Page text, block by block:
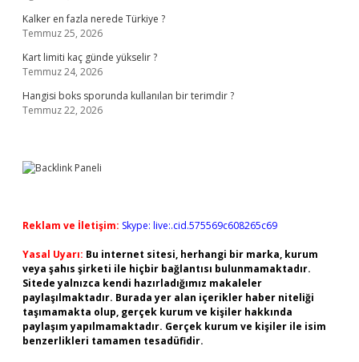
Kalker en fazla nerede Türkiye ?
Temmuz 25, 2026
Kart limiti kaç günde yükselir ?
Temmuz 24, 2026
Hangisi boks sporunda kullanılan bir terimdir ?
Temmuz 22, 2026
Reklam ve İletişim: Skype: live:.cid.575569c608265c69
Yasal Uyarı: Bu internet sitesi, herhangi bir marka, kurum
veya şahıs şirketi ile hiçbir bağlantısı bulunmamaktadır.
Sitede yalnızca kendi hazırladığımız makaleler
paylaşılmaktadır. Burada yer alan içerikler haber niteliği
taşımamakta olup, gerçek kurum ve kişiler hakkında
paylaşım yapılmamaktadır. Gerçek kurum ve kişiler ile isim
benzerlikleri tamamen tesadüfidir.